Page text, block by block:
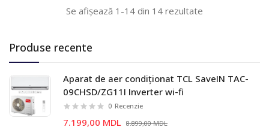
Produse recente
Aparat de aer condiționat TCL SaveIN TAC-
09CHSD/ZG11I Inverter wi-fi
0 Recenzie
7.199,00 MDL 8.899,00 MDL
Se afișează 1-14 din 14 rezultate